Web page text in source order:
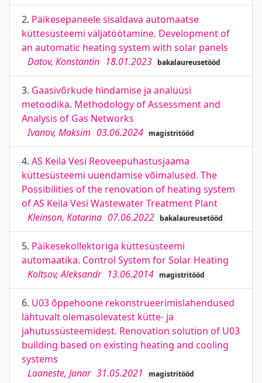
2. Päikesepaneele sisaldava automaatse
küttesüsteemi väljatöötamine. Development of
an automatic heating system with solar panels
Datov, Konstantin 18.01.2023 bakalaureusetööd
3. Gaasivõrkude hindamise ja analüüsi
metoodika. Methodology of Assessment and
Analysis of Gas Networks
Ivanov, Maksim 03.06.2024 magistritööd
4. AS Keila Vesi Reoveepuhastusjaama
küttesüsteemi uuendamise võimalused. The
Possibilities of the renovation of heating system
of AS Keila Vesi Wastewater Treatment Plant
Kleinson, Katarina 07.06.2022 bakalaureusetööd
5. Päikesekollektoriga küttesüsteemi
automaatika. Control System for Solar Heating
Koltsov, Aleksandr 13.06.2014 magistritööd
6. U03 õppehoone rekonstrueerimislahendused
lähtuvalt olemasolevatest kütte- ja
jahutussüsteemidest. Renovation solution of U03
building based on existing heating and cooling
systems
Laaneste, Janar 31.05.2021 magistritööd